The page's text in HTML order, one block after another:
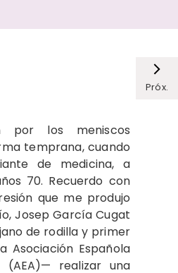
Próx.
por los meniscos
temprana, cuando
de medicina, a
70. Recuerdo con
que me produjo
Josep García Cugat
de rodilla y primer
Asociación Española
(AEA)— realizar una